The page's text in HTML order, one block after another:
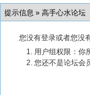
提示信息 » 高手心水论坛
您没有登录或者您没
用户组权限：你
您还不是论坛会